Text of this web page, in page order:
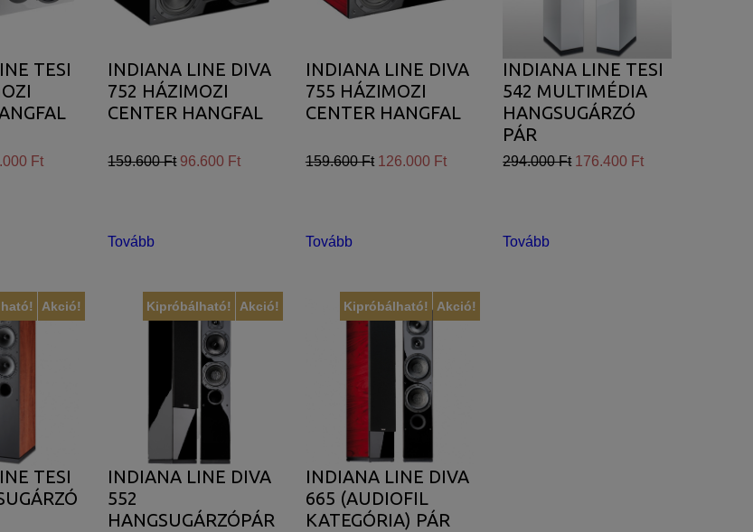
TESI
Ft
INDIANA LINE DIVA
752 HÁZIMOZI
CENTER HANGFAL
159.600 Ft 96.600 Ft
Tovább
INDIANA LINE DIVA
755 HÁZIMOZI
CENTER HANGFAL
159.600 Ft 126.000 Ft
Tovább
INDIANA LINE TESI
542 MULTIMÉDIA
HANGSUGÁRZÓ
PÁR
294.000 Ft 176.400 Ft
Tovább
Akció!
TESI
Akció!
Kipróbálható!
INDIANA LINE DIVA
552
HANGSUGÁRZÓPÁR
Akció!
Kipróbálható!
INDIANA LINE DIVA
665 (AUDIOFIL
KATEGÓRIA) PÁR
hatékonyabbá tenni, hogy a lehető legmagasabb felhasználói élményt nyújtsuk kedves
Analytics segítségével, amely kizárólag az IP címeket tárolja a személyes adatok közül.
egyedi, releváns, érdeklődési körébe tartozó reklámajánlatokkal tudjuk megcélozni.